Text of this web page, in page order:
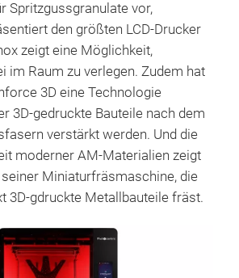
Spritzgussgranulate vor,
den größten LCD-Drucker
zeigt eine Möglichkeit,
im Raum zu verlegen. Zudem hat
3D eine Technologie
3D-gedruckte Bauteile nach dem
verstärkt werden. Und die
moderner AM-Materialien zeigt
Miniaturfräsmaschine, die
3D-gdruckte Metallbauteile fräst.